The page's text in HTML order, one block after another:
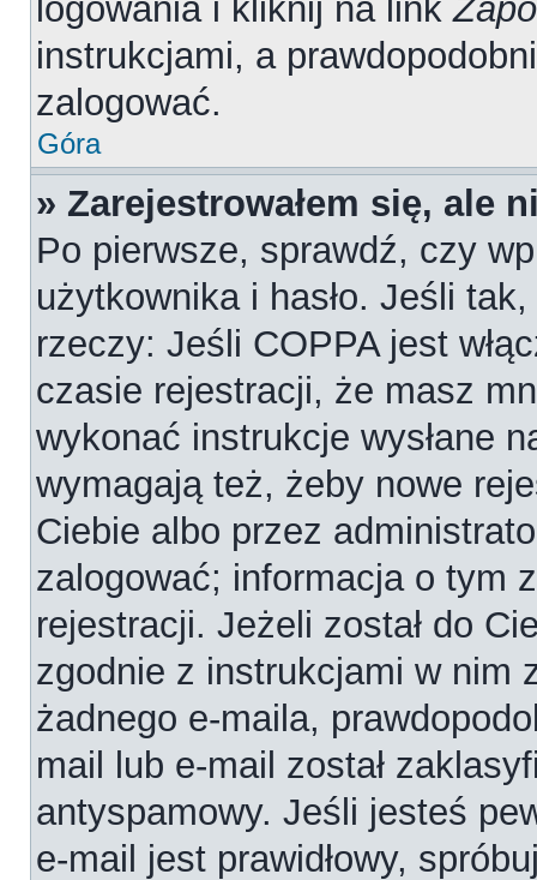
logowania i kliknij na link
instrukcjami, a
zalogować.
Góra
» Zarejestrowałem się, ale
Po pierwsze, sprawdź, czy
użytkownika i hasło. Jeśli
rzeczy: Jeśli COPPA jest
czasie rejestracji, że masz
wykonać instrukcje wysłane
wymagają też, żeby nowe
Ciebie albo przez
zalogować; informacja o tym
rejestracji. Jeżeli został do
zgodnie z instrukcjami w nim
żadnego e-maila,
mail lub e-mail został
antyspamowy. Jeśli jesteś
e-mail jest prawidłowy,